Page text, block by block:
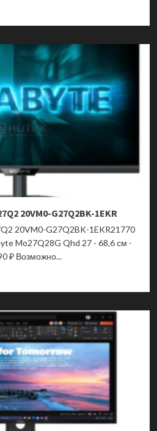
20VM0-G27Q2BK-1EKR
20VM0-G27Q2BK-1EKR21770
Mo27Q28G Qhd 27 - 68,6 см -
₽ Возможно...